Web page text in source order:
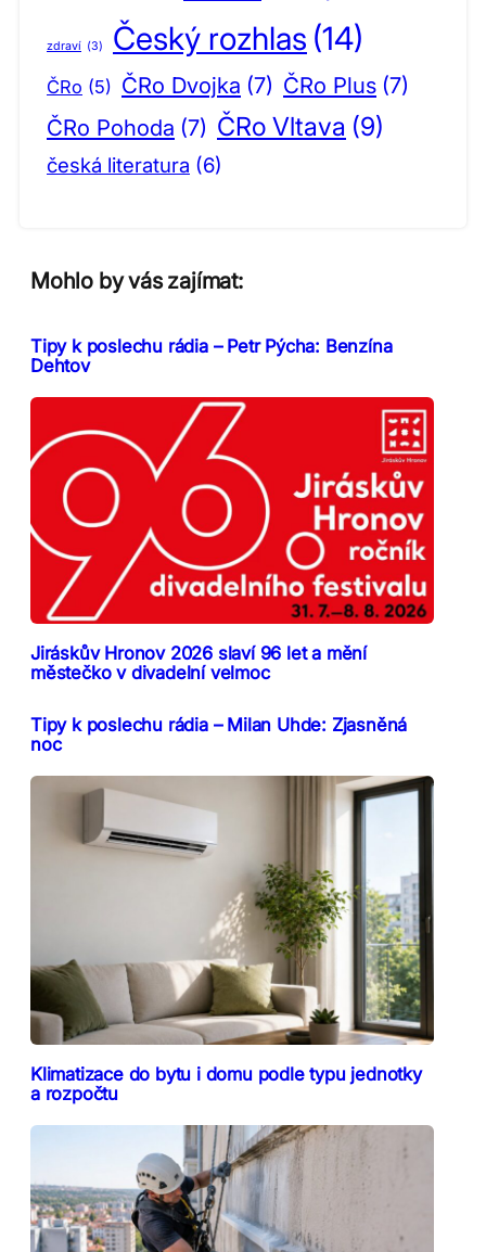
zdraví (3) Český rozhlas (14)
ČRo (5) ČRo Dvojka (7) ČRo Plus (7)
ČRo Pohoda (7) ČRo Vltava (9)
česká literatura (6)
Mohlo by vás zajímat:
Tipy k poslechu rádia – Petr Pýcha: Benzína
Dehtov
Jiráskův Hronov 2026 slaví 96 let a mění
městečko v divadelní velmoc
Tipy k poslechu rádia – Milan Uhde: Zjasněná
noc
Klimatizace do bytu i domu podle typu jednotky
a rozpočtu